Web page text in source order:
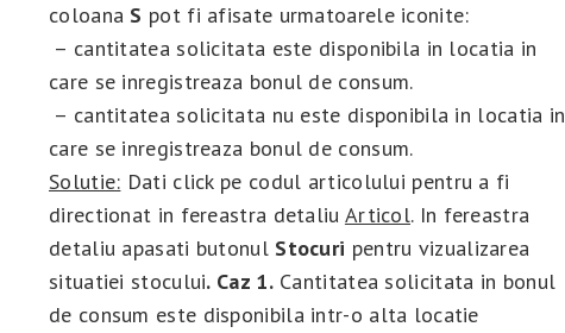
coloana S pot fi afisate urmatoarele iconite:
– cantitatea solicitata este disponibila in locatia in
care se inregistreaza bonul de consum.
– cantitatea solicitata nu este disponibila in locatia in
care se inregistreaza bonul de consum.
Solutie: Dati click pe codul articolului pentru a fi
directionat in fereastra detaliu Articol. In fereastra
detaliu apasati butonul Stocuri pentru vizualizarea
situatiei stocului. Caz 1.Cantitatea solicitata in bonul
de consum este disponibila intr-o alta locatie